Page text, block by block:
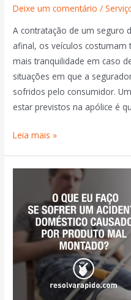
Deixe um comentário /
A contratação de um seguro
afinal, os veículos
mais tranquilidade em caso
situações em que a
sofridos pelo consumidor.
estar previstos na apólice é
Leia mais »